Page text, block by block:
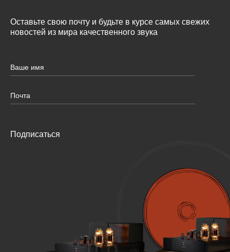
Оставьте свою почту и будьте в курсе самых свежих
новостей из мира качественного звука
Подписаться